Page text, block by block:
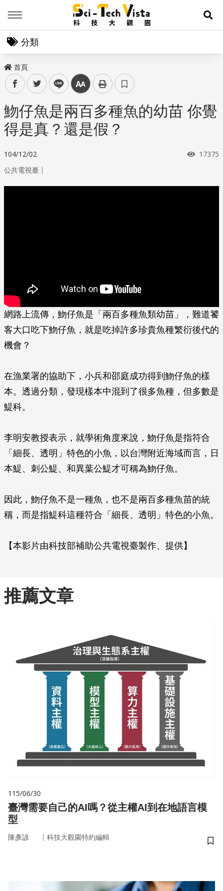
展
分類
首頁
facebooktwitter line 中
魩仔魚是兩百多種魚的幼苗 你覺
得是真？還是假？
104/12/02 瀏覽次
17375
公共電視臺 ｜
網路上流傳，魩仔魚是「兩百多種魚類幼苗」，難道饕
客大口吃下魩仔魚，就是吃掉許多珍貴魚種繁衍後代的
機會？
在漁業署的協助下，小兵和邵庭成功得到魩仔魚的樣
本。透過分類，發現樣本中混到了很多魚種，但多數是
鯷科。
李明安教授表示，就學術角度來說，魩仔魚是指符合
「細長、透明」特色的小魚，以台灣附近海域而言，日
本鯷、刺公鯷、和異葉公鯷才可稱為魩仔魚。
因此，魩仔魚不是一種魚，也不是兩百多種魚苗的統
稱，而是指鯷科這種符合「細長、透明」特色的小魚。
【本影片由科技部補助公共電視臺製作、提供】
推薦文章
115/06/30
臺灣需要自己的AI嗎？從主權AI到在地語言模
型
陳彥諺 ｜ 科技大觀園特約編輯
儲